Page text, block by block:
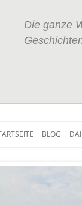
Die ganze
BLOG